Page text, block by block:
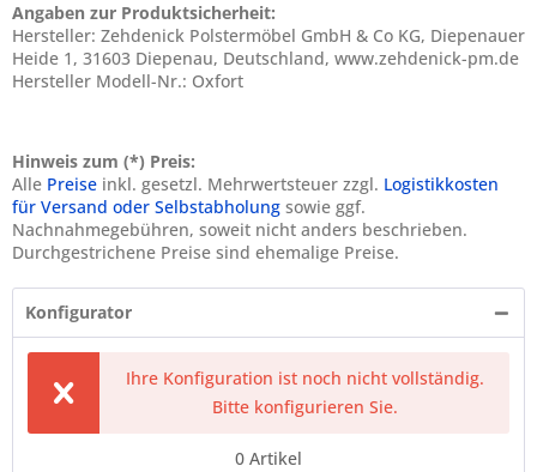
Angaben zur Produktsicherheit:
Hersteller: Zehdenick Polstermöbel GmbH & Co KG, Diepenauer
Heide 1, 31603 Diepenau, Deutschland, www.zehdenick-pm.de
Hersteller Modell-Nr.: Oxfort
Hinweis zum (*) Preis:
Alle Preise inkl. gesetzl. Mehrwertsteuer zzgl. Logistikkosten
für Versand oder Selbstabholung sowie ggf.
Nachnahmegebühren, soweit nicht anders beschrieben.
Durchgestrichene Preise sind ehemalige Preise.
Konfigurator
Ihre Konfiguration ist noch nicht vollständig.
Bitte konfigurieren Sie.
0 Artikel